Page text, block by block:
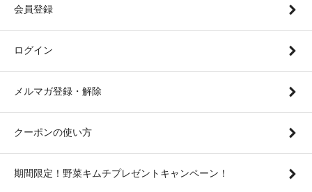
会員登録
ログイン
メルマガ登録・解除
クーポンの使い方
期間限定！野菜キムチプレゼントキャンペーン！